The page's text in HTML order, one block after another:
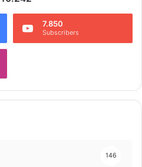
7.850
Subscribers
146